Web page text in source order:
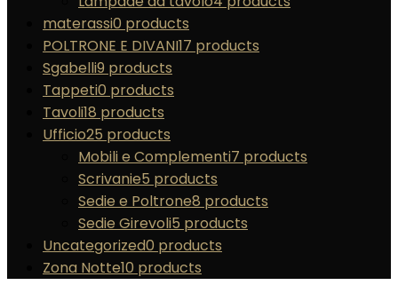
materassi0 products
POLTRONE E DIVANI17 products
Sgabelli9 products
Tappeti0 products
Tavoli18 products
Ufficio25 products
Mobili e Complementi7 products
Scrivanie5 products
Sedie e Poltrone8 products
Sedie Girevoli5 products
Uncategorized0 products
Zona Notte10 products